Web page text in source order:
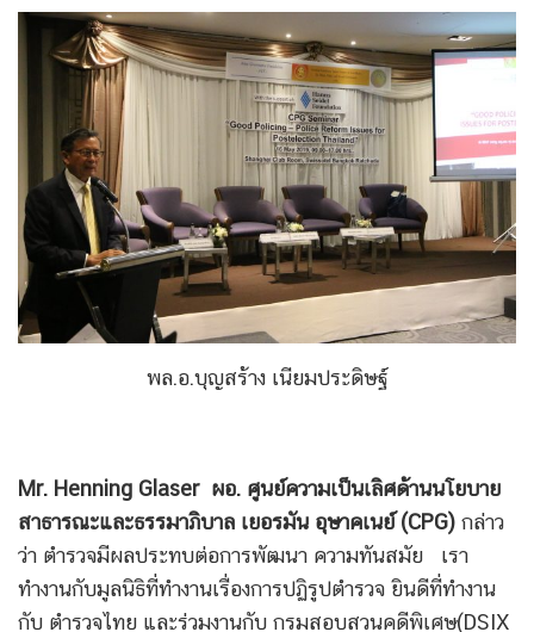
พล.อ.บุญสร้าง เนียมประดิษฐ์
Mr. Henning Glaser ผอ. ศูนย์ความเป็นเลิศด้านนโยบาย
สาธารณะและธรรมาภิบาล เยอรมัน อุษาคเนย์ (CPG) กล่าว
ว่า ตำรวจมีผลประทบต่อการพัฒนา ความทันสมัย เรา
ทำงานกับมูลนิธิที่ทำงานเรื่องการปฏิรูปตำรวจ ยินดีที่ทำงาน
กับ ตำรวจไทย และร่วมงานกับ กรมสอบสวนคดีพิเศษ(DSIX